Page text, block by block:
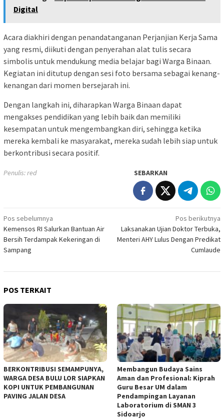
Digital
Acara diakhiri dengan penandatanganan Perjanjian Kerja Sama
yang resmi, diikuti dengan penyerahan alat tulis secara
simbolis untuk mendukung media belajar bagi Warga Binaan.
Kegiatan ini ditutup dengan sesi foto bersama sebagai kenang-
kenangan dari momen bersejarah ini.
Dengan langkah ini, diharapkan Warga Binaan dapat
mengakses pendidikan yang lebih baik dan memiliki
kesempatan untuk mengembangkan diri, sehingga ketika
mereka kembali ke masyarakat, mereka sudah lebih siap untuk
berkontribusi secara positif.
Penulis: red SEBARKAN
Navigasi
pos
Pos sebelumnya
Kemensos RI Salurkan Bantuan Air
Bersih Terdampak Kekeringan di
Sampang
Pos berikutnya
Laksanakan Ujian Doktor Terbuka,
Menteri AHY Lulus Dengan Predikat
Cumlaude
POS TERKAIT
BERKONTRIBUSI SEMAMPUNYA,
WARGA DESA BULU LOR SIAPKAN
KOPI UNTUK PEMBANGUNAN
PAVING JALAN DESA
Membangun Budaya Sains
Aman dan Profesional: Kiprah
Guru Besar UM dalam
Pendampingan Layanan
Laboratorium di SMAN 3
Sidoarjo